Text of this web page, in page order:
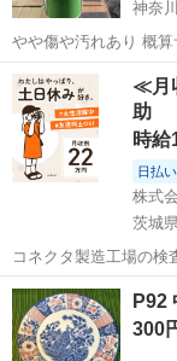
神奈
やや傷や汚れあり 概算サイズ 高さ：45.0㎝ 幅：20.0㎝ 奥行：20.0㎝
重さ：2.0㎏ ※ノークレ
認欄：260307015)
神奈川 大和市
≪月
助
時給
日払い
株式
茨城
コネクタ製造工場の検
日128日★クリーンル
★就業先食堂利用可！日
工場のお仕事 ◇コネク
茨城 常陸大宮市
P92
300